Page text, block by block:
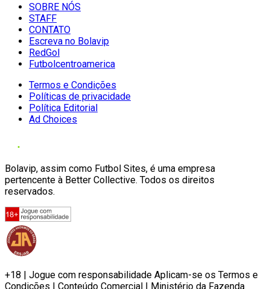
SOBRE NÓS
STAFF
CONTATO
Escreva no Bolavip
RedGol
Futbolcentroamerica
Termos e Condições
Políticas de privacidade
Política Editorial
Ad Choices
Bolavip, assim como Futbol Sites, é uma empresa
pertencente à Better Collective. Todos os direitos
reservados.
+18 | Jogue com responsabilidade Aplicam-se os Termos e
Condições | Conteúdo Comercial | Ministério da Fazenda